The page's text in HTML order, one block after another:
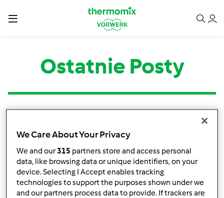
Ostatnie Posty
Ostatni post
Brak informacji o aktywnościach
We Care About Your Privacy
We and our315 partners store and access personal
data, like browsing data or unique identifiers, on your
device. Selecting I Accept enables tracking
technologies to support the purposes shown under we
and our partners process data to provide. If trackers are